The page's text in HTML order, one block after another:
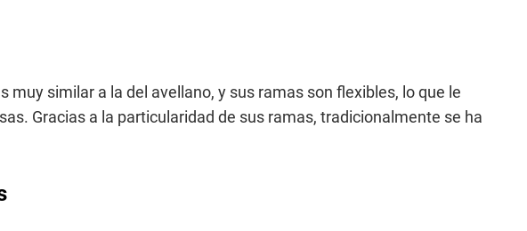
muy similar a la del avellano, y sus ramas son flexibles, lo que le
Gracias a la particularidad de sus ramas, tradicionalmente se ha